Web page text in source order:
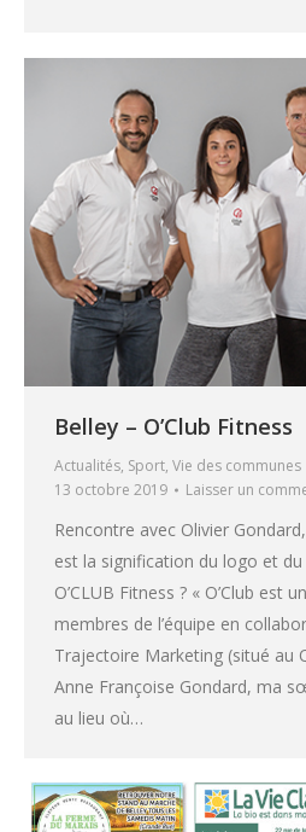
Belley – O’Club Fitness
Actualités, Sport, Vie des communes
13 octobre 2019
Laisser un
Rencontre avec Olivier
est la signification du logo et
O’CLUB Fitness ? « O’Club est
membres de l’équipe en
Trajectoire Marketing (situé au
Anne Françoise Gondard, ma
au lieu où…